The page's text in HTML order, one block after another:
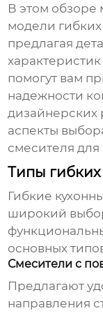
В этом
модели
предлагая
помогут вам
надежности
аспекты
смесителя для
Типы
Гибкие
широкий
основных
Смесители с
Предлагают
направления